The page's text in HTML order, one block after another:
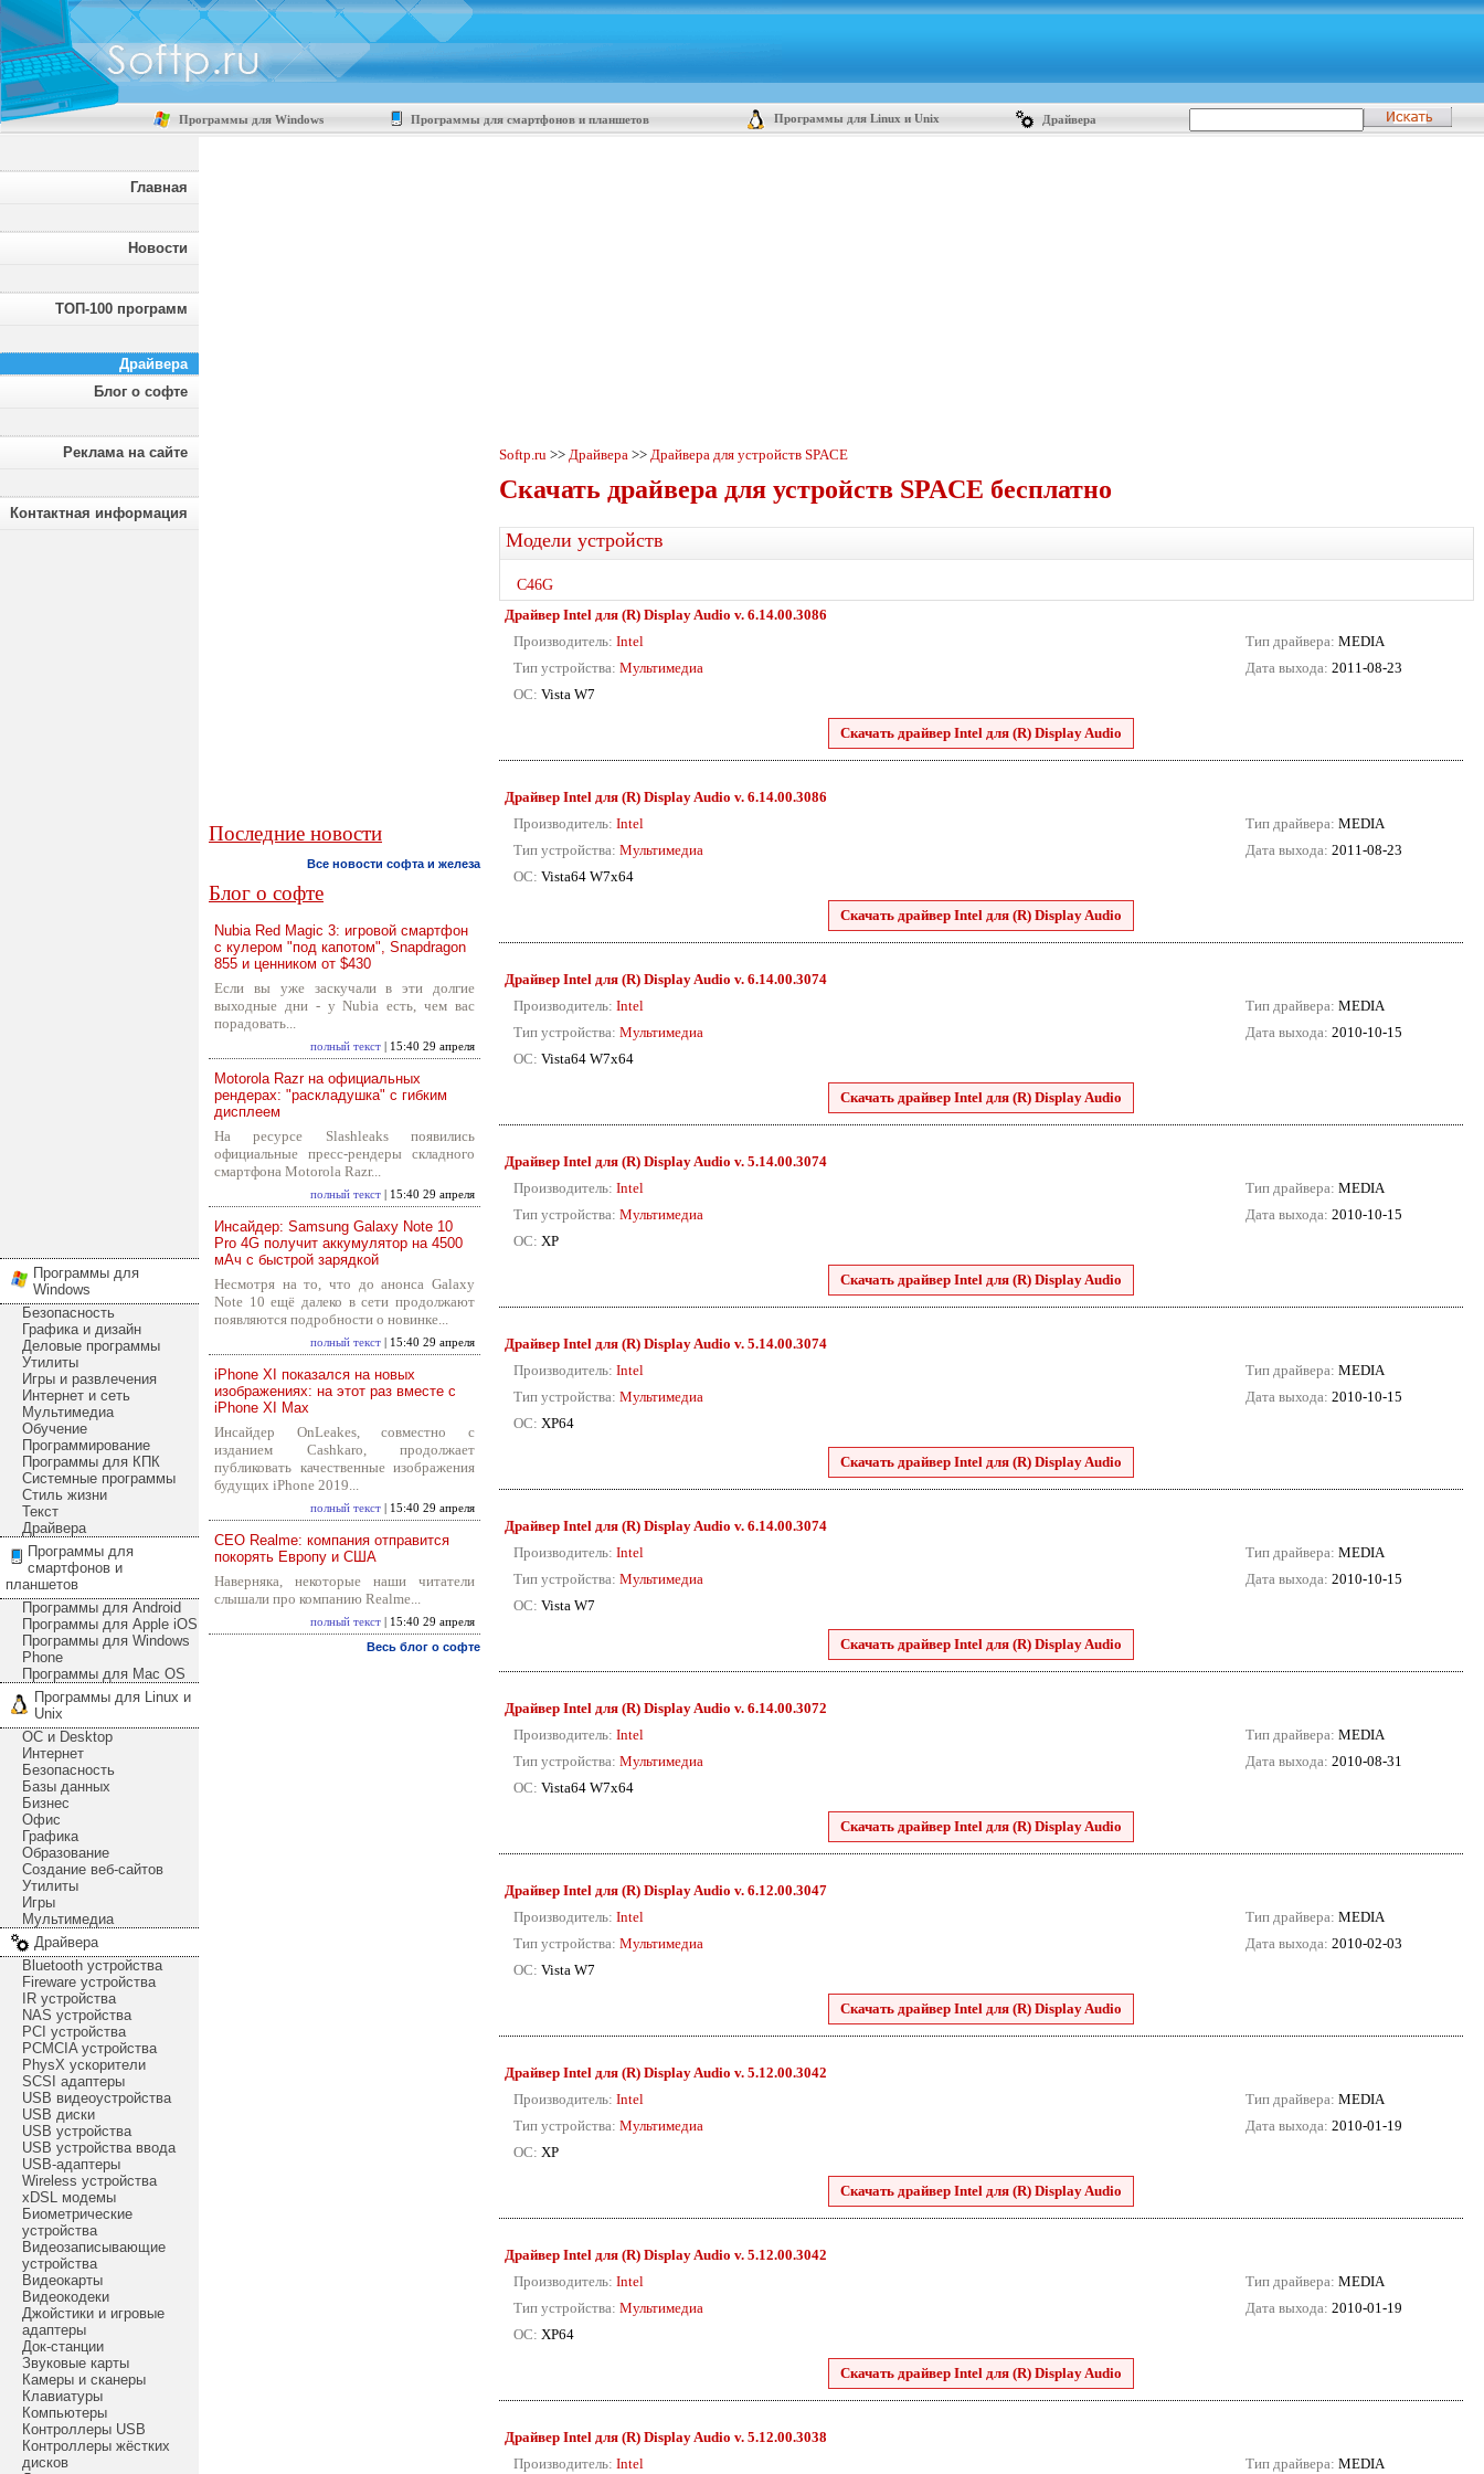
Программы для Windows Программы для смартфонов и планшетов Программы для Linux и Unix Драйвера
Главная
Новости
ТОП-100 программ
Драйвера
Блог о софте
Реклама на сайте
Контактная информация
Программы для
Windows
Безопасность
Графика и дизайн
Деловые программы
Утилиты
Игры и развлечения
Интернет и сеть
Мультимедиа
Обучение
Программирование
Программы для КПК
Системные программы
Стиль жизни
Текст
Драйвера
Программы для
смартфонов и
планшетов
Программы для Android
Программы для Apple iOS
Программы для Windows
Phone
Программы для Mac OS
Программы для Linux и
Unix
ОС и Desktop
Интернет
Безопасность
Базы данных
Бизнес
Офис
Графика
Образование
Создание веб-сайтов
Утилиты
Игры
Мультимедиа
Драйвера
Bluetooth устройства
Fireware устройства
IR устройства
NAS устройства
PCI устройства
PCMCIA устройства
PhysX ускорители
SCSI адаптеры
USB видеоустройства
USB диски
USB устройства
USB устройства ввода
USB-адаптеры
Wireless устройства
xDSL модемы
Биометрические
устройства
Видеозаписывающие
устройства
Видеокарты
Видеокодеки
Джойстики и игровые
адаптеры
Док-станции
Звуковые карты
Камеры и сканеры
Клавиатуры
Компьютеры
Контроллеры USB
Контроллеры жёстких
дисков
Последние новости
Все новости софта и железа
Блог о софте
Nubia Red Magic 3: игровой смартфон
с кулером "под капотом", Snapdragon
855 и ценником от $430
Если вы уже заскучали в эти долгие
выходные дни - у Nubia есть, чем вас
порадовать...
полный текст | 15:40 29 апреля
Motorola Razr на официальных
рендерах: "раскладушка" с гибким
дисплеем
На ресурсе Slashleaks появились
официальные пресс-рендеры складного
смартфона Motorola Razr...
полный текст | 15:40 29 апреля
Инсайдер: Samsung Galaxy Note 10
Pro 4G получит аккумулятор на 4500
мАч с быстрой зарядкой
Несмотря на то, что до анонса Galaxy
Note 10 ещё далеко в сети продолжают
появляются подробности о новинке...
полный текст | 15:40 29 апреля
iPhone XI показался на новых
изображениях: на этот раз вместе с
iPhone XI Max
Инсайдер OnLeakes, совместно с
изданием Cashkaro, продолжает
публиковать качественные изображения
будущих iPhone 2019...
полный текст | 15:40 29 апреля
CEO Realme: компания отправится
покорять Европу и США
Наверняка, некоторые наши читатели
слышали про компанию Realme...
полный текст | 15:40 29 апреля
Весь блог о софте
Softp.ru >> Драйвера >> Драйвера для устройств SPACE
Скачать драйвера для устройств SPACE бесплатно
Модели устройств
C46G
Драйвер Intel для (R) Display Audio v. 6.14.00.3086
Производитель: Intel
Тип устройства: Мультимедиа
ОС: Vista W7
Тип драйвера: MEDIA
Дата выхода: 2011-08-23
Скачать драйвер Intel для (R) Display Audio
Драйвер Intel для (R) Display Audio v. 6.14.00.3086
Производитель: Intel
Тип устройства: Мультимедиа
ОС: Vista64 W7x64
Тип драйвера: MEDIA
Дата выхода: 2011-08-23
Скачать драйвер Intel для (R) Display Audio
Драйвер Intel для (R) Display Audio v. 6.14.00.3074
Производитель: Intel
Тип устройства: Мультимедиа
ОС: Vista64 W7x64
Тип драйвера: MEDIA
Дата выхода: 2010-10-15
Скачать драйвер Intel для (R) Display Audio
Драйвер Intel для (R) Display Audio v. 5.14.00.3074
Производитель: Intel
Тип устройства: Мультимедиа
ОС: XP
Тип драйвера: MEDIA
Дата выхода: 2010-10-15
Скачать драйвер Intel для (R) Display Audio
Драйвер Intel для (R) Display Audio v. 5.14.00.3074
Производитель: Intel
Тип устройства: Мультимедиа
ОС: XP64
Тип драйвера: MEDIA
Дата выхода: 2010-10-15
Скачать драйвер Intel для (R) Display Audio
Драйвер Intel для (R) Display Audio v. 6.14.00.3074
Производитель: Intel
Тип устройства: Мультимедиа
ОС: Vista W7
Тип драйвера: MEDIA
Дата выхода: 2010-10-15
Скачать драйвер Intel для (R) Display Audio
Драйвер Intel для (R) Display Audio v. 6.14.00.3072
Производитель: Intel
Тип устройства: Мультимедиа
ОС: Vista64 W7x64
Тип драйвера: MEDIA
Дата выхода: 2010-08-31
Скачать драйвер Intel для (R) Display Audio
Драйвер Intel для (R) Display Audio v. 6.12.00.3047
Производитель: Intel
Тип устройства: Мультимедиа
ОС: Vista W7
Тип драйвера: MEDIA
Дата выхода: 2010-02-03
Скачать драйвер Intel для (R) Display Audio
Драйвер Intel для (R) Display Audio v. 5.12.00.3042
Производитель: Intel
Тип устройства: Мультимедиа
ОС: XP
Тип драйвера: MEDIA
Дата выхода: 2010-01-19
Скачать драйвер Intel для (R) Display Audio
Драйвер Intel для (R) Display Audio v. 5.12.00.3042
Производитель: Intel
Тип устройства: Мультимедиа
ОС: XP64
Тип драйвера: MEDIA
Дата выхода: 2010-01-19
Скачать драйвер Intel для (R) Display Audio
Драйвер Intel для (R) Display Audio v. 5.12.00.3038
Производитель: Intel Тип драйвера: MEDIA